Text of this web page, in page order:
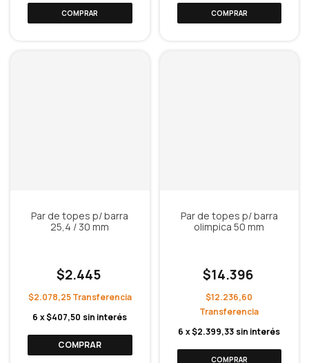
Par de topes p/ barra
25,4 / 30 mm
$2.445
$2.078,25
6 x$407,50 sin interés
COMPRAR
Par de topes p/ barra
olimpica 50 mm
$14.396
$12.236,60
6 x$2.399,33 sin interés